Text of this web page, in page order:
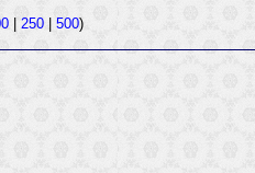
|250 |500)